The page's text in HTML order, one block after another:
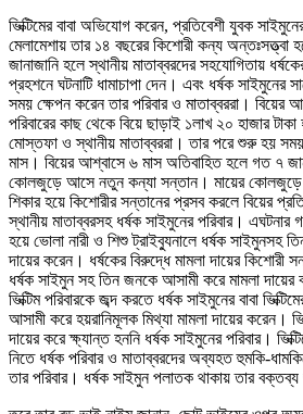
ভিক্টিমের বাবা অভিযোগ করেন, প্রতিবেশী যুবক
মেলামেশায় তার ১৪ বছরের কিশোরী কন্য অন্তঃসত্ত্বা
জানাজানি হলে স্থানীয় মাতাব্বরদের সহযোগিতায়
প্রহশনে ঘটনাটি ধামাচাপা দেন। এবং ধর্ষক সাইমুনের
সময় ক্ষেপন করেন তার পরিবার ও মাতাব্বররা।
পরিবারের কাছ থেকে বিয়ে ছাড়াই ১লাখ ২০ হাজার টাকা
মোস্তফা ও স্থানীয় মাতাব্বররা। তার পরে শুরু হয়
মাস। বিয়ের আশ্বাসে ৬ মাস অতিবাহিত হলে গত ৭
কোলজুড়ে আসে নতুন কন্যা সন্তান। মায়ের কোলজুড়ে
শিকার হয়ে কিশোরীর সন্তানের প্রসব করলে বিয়ের
স্থানীয় মাতাব্বরসহ ধর্ষক সাইমুনের পরিবার। এঘটনার
হয়ে ভোলা নারী ও শিশু ট্রাইব্যুনালে ধর্ষক সাইমুনসহ
দায়ের করেন। ধর্ষকের বিরুদ্ধে মামলা দায়ের কিশোরী
ধর্ষক সাইমুন সহ তিন জনকে আসামী করে মামলা দায়ের
ভিক্টিম পরিবারকে জব্দ করতে ধর্ষক সাইমুনের বাবা
আসামী করে হয়রানিমূলক মিথ্যা মামলা দায়ের করেন।
দায়ের করে ক্ষ্যান্ত হননি ধর্ষক সাইমুনের পরিবার।
নিতে ধর্ষক পরিবার ও মাতাব্বরদের অব্যহত হুমকি-
তার পরিবার। ধর্ষক সাইমুন পলাতক থাকায় তার বক্তব্য